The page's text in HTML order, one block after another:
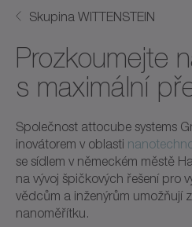
Skupina WITTENSTEIN
Prozkoumejte
s maximální
Společnost attocube systems
inovátorem v oblasti
se sídlem v německém městě
na vývoj špičkových řešení pro
vědcům a inženýrům umožňují
nanoměřítku.